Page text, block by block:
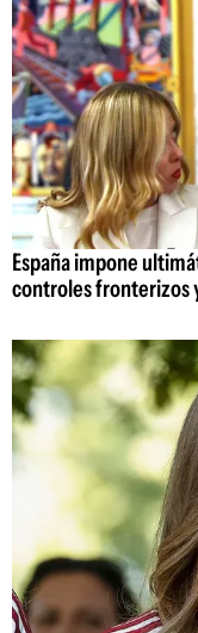
España impone
controles fronterizos